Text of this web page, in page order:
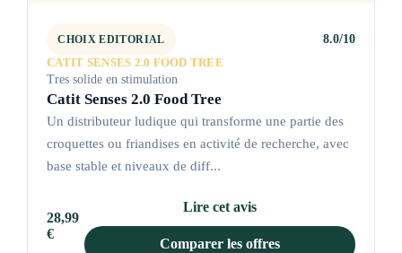
CHOIX EDITORIAL
8.0/10
CATIT SENSES 2.0 FOOD TREE
Tres solide en stimulation
Catit Senses 2.0 Food Tree
Un distributeur ludique qui transforme une partie des
croquettes ou friandises en activité de recherche, avec
base stable et niveaux de diff...
28,99
€
Lire cet avis
Comparer les offres